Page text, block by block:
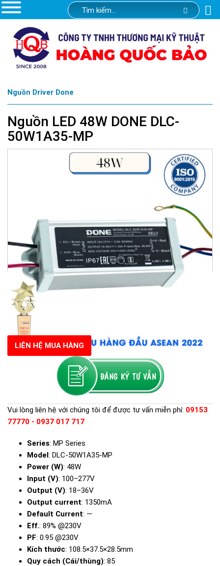
Nguồn Driver Done
Nguồn LED 48W DONE DLC-
50W1A35-MP
LIÊN HỆ MUA HÀNG
Vui lòng liên hệ với chúng tôi để được tư vấn miễn phí: 09153
77770 - 0937 017 717
Series: MP Series
Model: DLC-50W1A35-MP
Power (W): 48W
Input (V): 100–277V
Output (V): 18–36V
Output current: 1350mA
Default Current: —
Eff.: 89% @230V
PF: 0.95 @230V
Kích thước: 108.5×37.5×28.5mm
Quy cách (Cái/thùng): 85